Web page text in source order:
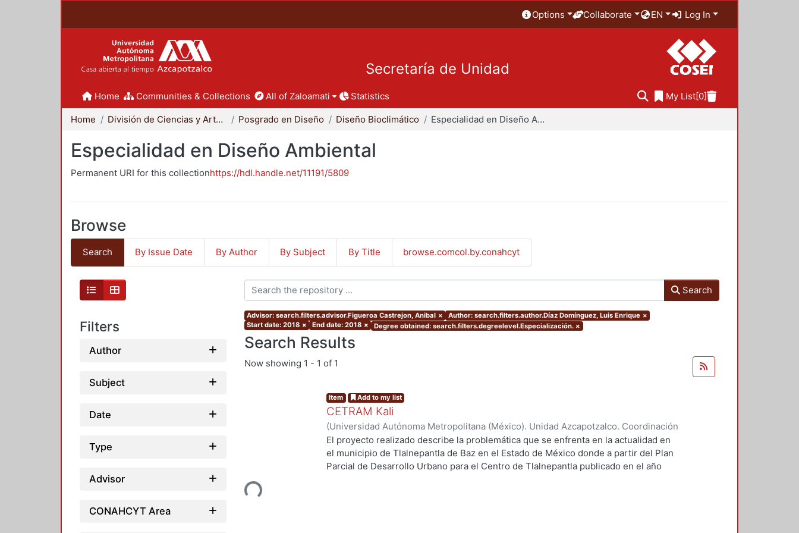
Options Collaborate EN Log In
Secretaría de Unidad
Home Communities & Collections All of Zaloamati Statistics My List[0]
Home División de Ciencias y Artes para el Diseño Posgrado en Diseño Diseño Bioclimático Especialidad en Diseño Ambiental
Especialidad en Diseño Ambiental
Permanent URI for this collectionhttps://hdl.handle.net/11191/5809
Browse
Search By Issue Date By Author By Subject By Title browse.comcol.by.conahcyt
Filters
Author
Subject
Date
Type
Advisor
CONAHCYT Area
Search
Advisor: search.filters.advisor.Figueroa Castrejon, Anibal × Author: search.filters.author.Díaz Domínguez, Luis Enrique ×
Start date: 2018 × End date: 2018 × Degree obtained: search.filters.degreelevel.Especialización. ×
Search Results
Now showing 1 - 1 of 1
Loading...
Item Add to my list
CETRAM Kali
(Universidad Autónoma Metropolitana (México). Unidad Azcapotzalco. Coordinación
de Servicios de Información.,2018-09)Borjes Flores, Enya Kassandra;Díaz
Domínguez, Luis Enrique
El proyecto realizado describe la problemática que se enfrenta en la actualidad en
el municipio de Tlalnepantla de Baz en el Estado de México donde a partir del Plan
Parcial de Desarrollo Urbano para el Centro de Tlalnepantla publicado en el año